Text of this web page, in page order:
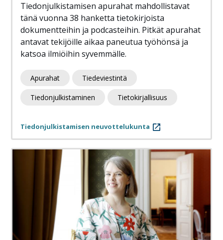
Tiedonjulkistamisen apurahat mahdollistavat
tänä vuonna 38 hanketta tietokirjoista
dokumentteihin ja podcasteihin. Pitkät apurahat
antavat tekijöille aikaa paneutua työhönsä ja
katsoa ilmiöihin syvemmälle.
Apurahat Tiedeviestintä
Tiedonjulkistaminen Tietokirjallisuus
Tiedonjulkistamisen neuvottelukunta